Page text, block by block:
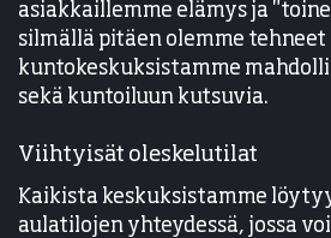
asiakkaillemme elämys ja
silmällä pitäen olemme tehneet
kuntokeskuksistamme
sekä kuntoiluun kutsuvia.
Viihtyisät oleskelutilat
Kaikista keskuksistamme
aulatilojen yhteydessä, jossa